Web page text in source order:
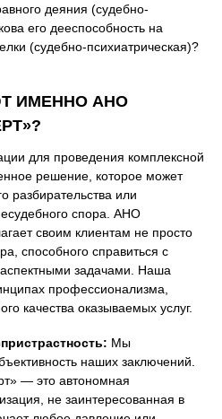
деяния (судебно-
его дееспособность на
(судебно-психиатрическая)?
ИМЕННО АНО
для проведения комплексной
решение, которое может
разбирательства или
спора. АНО
своим клиентам не просто
способного справиться с
задачами. Наша
профессионализма,
качества оказываемых услуг.
Мы
наших заключений.
— это автономная
не заинтересованная в